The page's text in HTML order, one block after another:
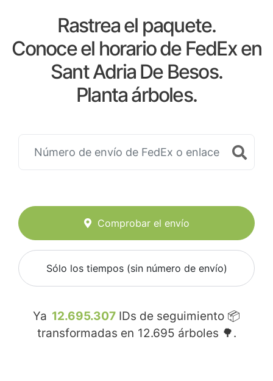
Rastrea el paquete.
Conoce el horario de FedEx en
Sant Adria De Besos.
Planta árboles.
Comprobar el envío
Sólo los tiempos (sin número de envío)
Ya 12.695.307 IDs de seguimiento 📦
transformadas en 12.695 árboles 🌳.